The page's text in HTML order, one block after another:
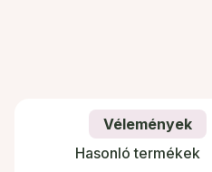
Vélemények
Hasonló termékek